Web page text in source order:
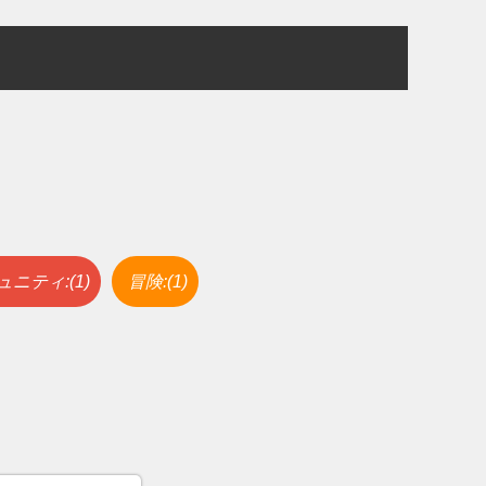
ニティ:(1) 冒険:(1)